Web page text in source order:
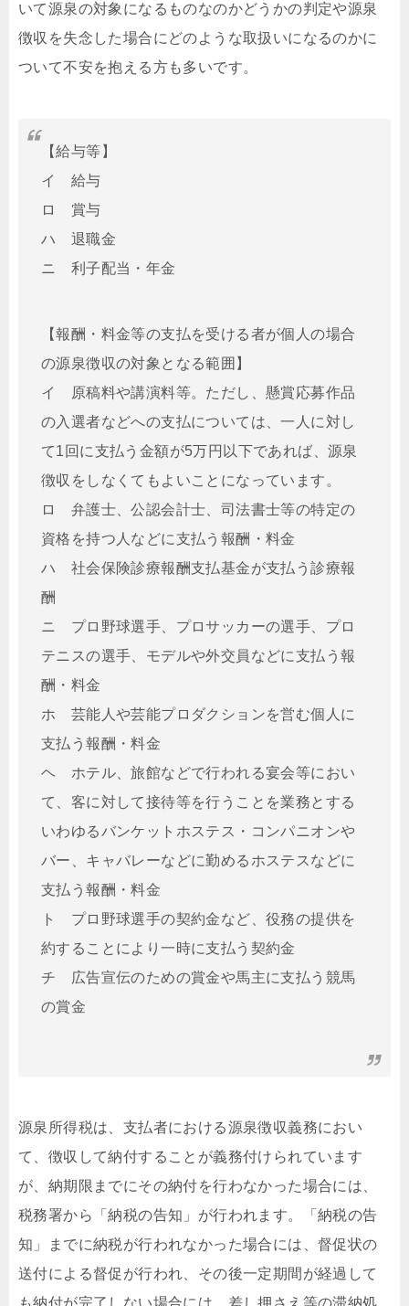
いて源泉の対象になるものなのかどうかの判定や源泉
徴収を失念した場合にどのような取扱いになるのかに
ついて不安を抱える方も多いです。
【給与等】
イ 給与
ロ 賞与
ハ 退職金
ニ 利子配当・年金
【報酬・料金等の支払を受ける者が個人の場合
の源泉徴収の対象となる範囲】
イ 原稿料や講演料等。ただし、懸賞応募作品
の入選者などへの支払については、一人に対し
て1回に支払う金額が5万円以下であれば、源泉
徴収をしなくてもよいことになっています。
ロ 弁護士、公認会計士、司法書士等の特定の
資格を持つ人などに支払う報酬・料金
ハ 社会保険診療報酬支払基金が支払う診療報
酬
ニ プロ野球選手、プロサッカーの選手、プロ
テニスの選手、モデルや外交員などに支払う報
酬・料金
ホ 芸能人や芸能プロダクションを営む個人に
支払う報酬・料金
ヘ ホテル、旅館などで行われる宴会等におい
て、客に対して接待等を行うことを業務とする
いわゆるバンケットホステス・コンパニオンや
バー、キャバレーなどに勤めるホステスなどに
支払う報酬・料金
ト プロ野球選手の契約金など、役務の提供を
約することにより一時に支払う契約金
チ 広告宣伝のための賞金や馬主に支払う競馬
の賞金
源泉所得税は、支払者における源泉徴収義務におい
て、徴収して納付することが義務付けられています
が、納期限までにその納付を行わなかった場合には、
税務署から「納税の告知」が行われます。「納税の告
知」までに納税が行われなかった場合には、督促状の
送付による督促が行われ、その後一定期間が経過して
も納付が完了しない場合には、差し押さえ等の滞納処